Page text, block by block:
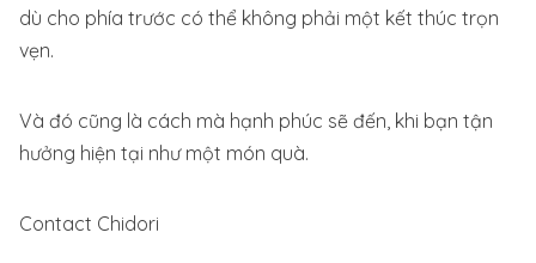
dù cho phía trước có thể không phải một kết thúc trọn
vẹn.
Và đó cũng là cách mà hạnh phúc sẽ đến, khi bạn tận
hưởng hiện tại như một món quà.
Contact Chidori